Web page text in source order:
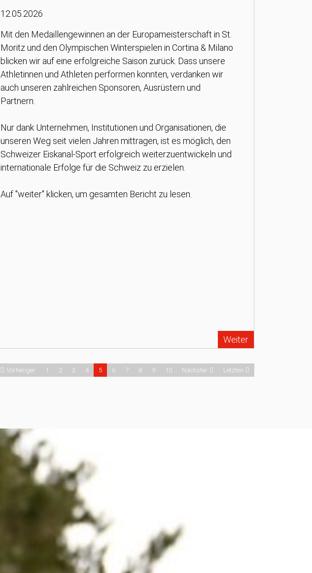
12.05.2026
Mit den Medaillengewinnen an der Europameisterschaft in St.
Moritz und den Olympischen Winterspielen in Cortina & Milano
blicken wir auf eine erfolgreiche Saison zurück. Dass unsere
Athletinnen und Athleten performen konnten, verdanken wir
auch unseren zahlreichen Sponsoren, Ausrüstern und
Partnern.
Nur dank Unternehmen, Institutionen und Organisationen, die
unseren Weg seit vielen Jahren mittragen, ist es möglich, den
Schweizer Eiskanal-Sport erfolgreich weiterzuentwickeln und
internationale Erfolge für die Schweiz zu erzielen.
Auf "weiter" klicken, um gesamten Bericht zu lesen.
Weiter
Vorheriger 1 2 3 4 5 6 7 8 9 10 Nächster Letzten